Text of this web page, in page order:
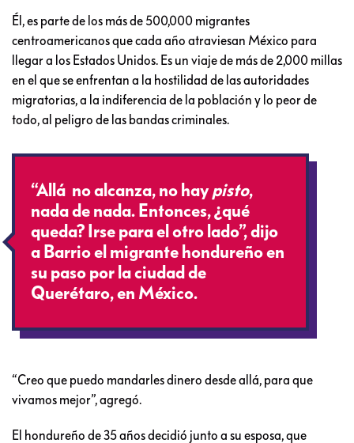
Él, es parte de los más de 500,000 migrantes
centroamericanos que cada año atraviesan México para
llegar a los Estados Unidos. Es un viaje de más de 2,000 millas
en el que se enfrentan a la hostilidad de las autoridades
migratorias, a la indiferencia de la población y lo peor de
todo, al peligro de las bandas criminales.
“Allá no alcanza, no haypisto,
nada de nada. Entonces, ¿qué
queda? Irse para el otro lado”, dijo
a Barrio el migrante hondureño en
su paso por la ciudad de
Querétaro, en México.
“Creo que puedo mandarles dinero desde allá, para que
vivamos mejor”, agregó.
El hondureño de 35 años decidió junto a su esposa, que